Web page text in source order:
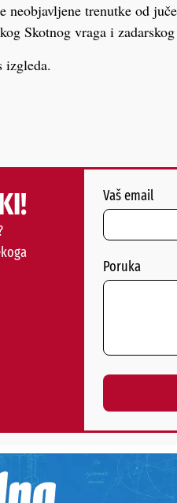
trenutke od
Skotnog vraga i
izgleda.
Vaš email
Poruka